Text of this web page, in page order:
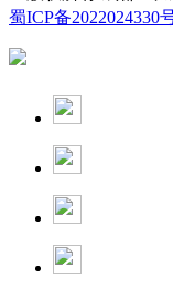
蜀ICP备2022024330